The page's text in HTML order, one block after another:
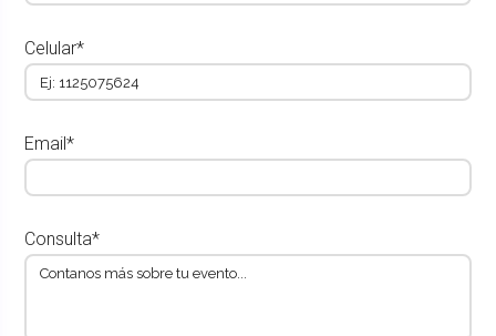
Celular*
Email*
Consulta*